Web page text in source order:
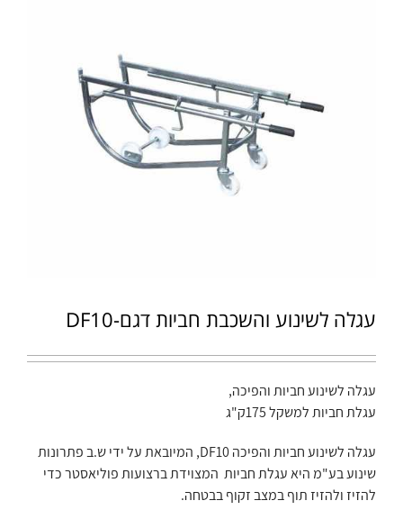
עגלה לשינוע והשכבת חביות דגם-DF10
עגלה לשינוע חביות והפיכה,
עגלת חביות למשקל 175ק"ג
עגלה לשינוע חביות והפיכה DF10, המיובאת על ידי ש.ב פתרונות
שינוע בע"מ היא עגלת חביות המצוידת ברצועות פוליאסטר כדי
להזיז ולהזיז תוף במצב זקוף בבטחה.